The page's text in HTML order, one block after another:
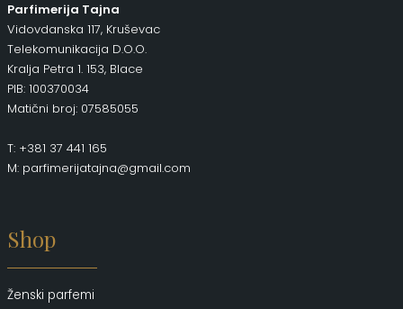
Parfimerija Tajna
Vidovdanska 117, Kruševac
Telekomunikacija D.O.O.
Kralja Petra 1. 153, Blace
PIB: 100370034
Matični broj: 07585055
T: +381 37 441 165
M: parfimerijatajna@gmail.com
Shop
Ženski parfemi